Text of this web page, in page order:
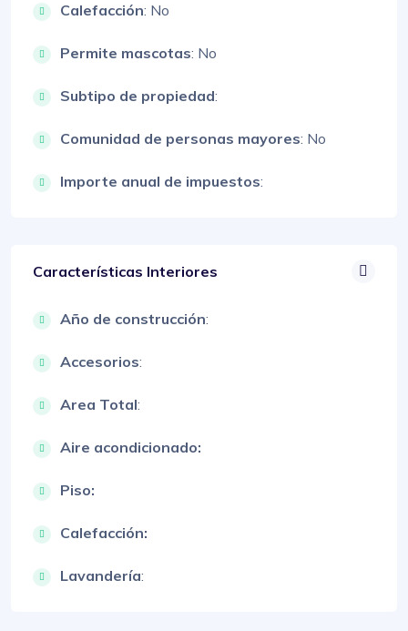
Calefacción: No
Permite mascotas: No
Subtipo de propiedad:
Comunidad de personas mayores: No
Importe anual de impuestos:
Características Interiores
Año de construcción:
Accesorios:
Area Total:
Aire acondicionado:
Piso:
Calefacción:
Lavandería: